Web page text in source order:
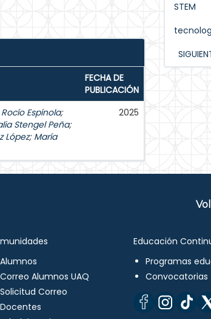
FECHA DE
PUBLICACIÓN
Espínola;
Stengel Peña;
López; María
2025
STEM
Alumnos
Correo Alumnos UAQ
Solicitud Correo
Docentes
Educación
Programas
Convocatorias